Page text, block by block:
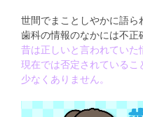
世間でまことしやかに語ら
歯科の情報のなかには不正
昔は正しいと言われていた
現在では否定されているこ
少なくありません。